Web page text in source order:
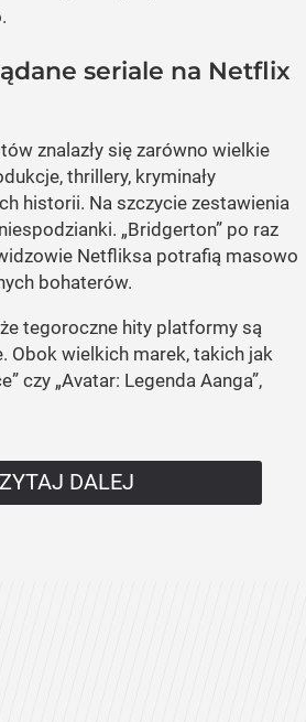
seriale na Netflix
znalazły się zarówno wielkie
thrillery, kryminały
historii. Na szczycie zestawienia
„Bridgerton” po raz
Netfliksa potrafią masowo
bohaterów.
tegoroczne hity platformy są
Obok wielkich marek, takich jak
czy „Avatar: Legenda Aanga”,
DALEJ